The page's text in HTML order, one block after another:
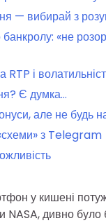
— вибирай з
«не
RTP і
Є думка…
але не будь
з Telegram
у кишені
NASA, дивно було